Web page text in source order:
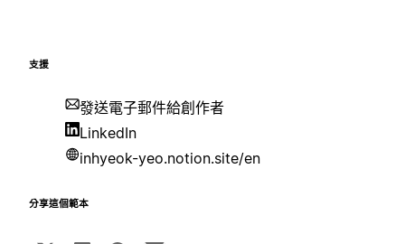
支援
發送電子郵件給創作者
LinkedIn
inhyeok-yeo.notion.site/en
分享這個範本